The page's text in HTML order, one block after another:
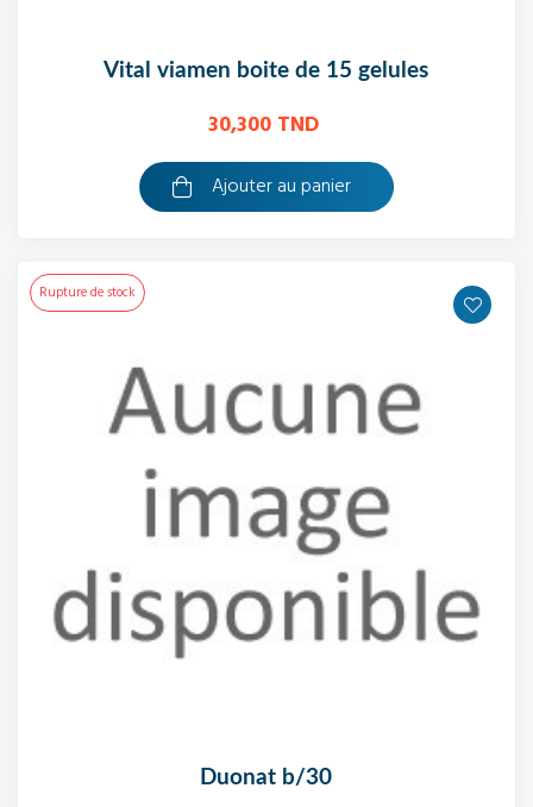
vital viamen boite de 15 gelules
30,300 TND
Ajouter au panier
Rupture de stock
duonat b/30